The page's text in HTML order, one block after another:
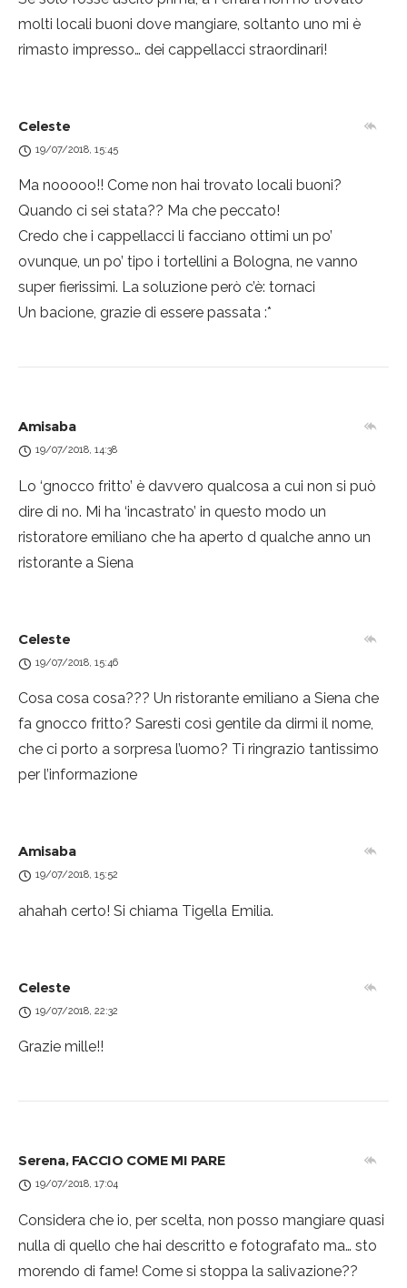
molti locali buoni dove mangiare, soltanto uno mi è
rimasto impresso… dei cappellacci straordinari!
Celeste
19/07/2018, 15:45
Ma nooooo!! Come non hai trovato locali buoni?
Quando ci sei stata?? Ma che peccato!
Credo che i cappellacci li facciano ottimi un po’
ovunque, un po’ tipo i tortellini a Bologna, ne vanno
super fierissimi. La soluzione però c’è: tornaci
Un bacione, grazie di essere passata :*
Amisaba
19/07/2018, 14:38
Lo ‘gnocco fritto’ è davvero qualcosa a cui non si può
dire di no. Mi ha ‘incastrato’ in questo modo un
ristoratore emiliano che ha aperto d qualche anno un
ristorante a Siena
Celeste
19/07/2018, 15:46
Cosa cosa cosa??? Un ristorante emiliano a Siena che
fa gnocco fritto? Saresti così gentile da dirmi il nome,
che ci porto a sorpresa l’uomo? Ti ringrazio tantissimo
per l’informazione
Amisaba
19/07/2018, 15:52
ahahah certo! Si chiama Tigella Emilia.
Celeste
19/07/2018, 22:32
Grazie mille!!
Serena, FACCIO COME MI PARE
19/07/2018, 17:04
Considera che io, per scelta, non posso mangiare quasi
nulla di quello che hai descritto e fotografato ma… sto
morendo di fame! Come si stoppa la salivazione??